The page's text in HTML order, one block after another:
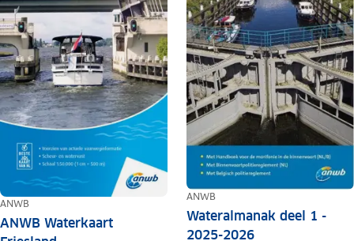
ANWB
ANWB Waterkaart
ANWB
Wateralmanak deel 1 -
2025-2026